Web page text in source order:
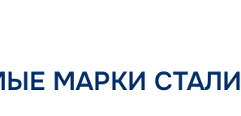
МАРКИ СТАЛИ